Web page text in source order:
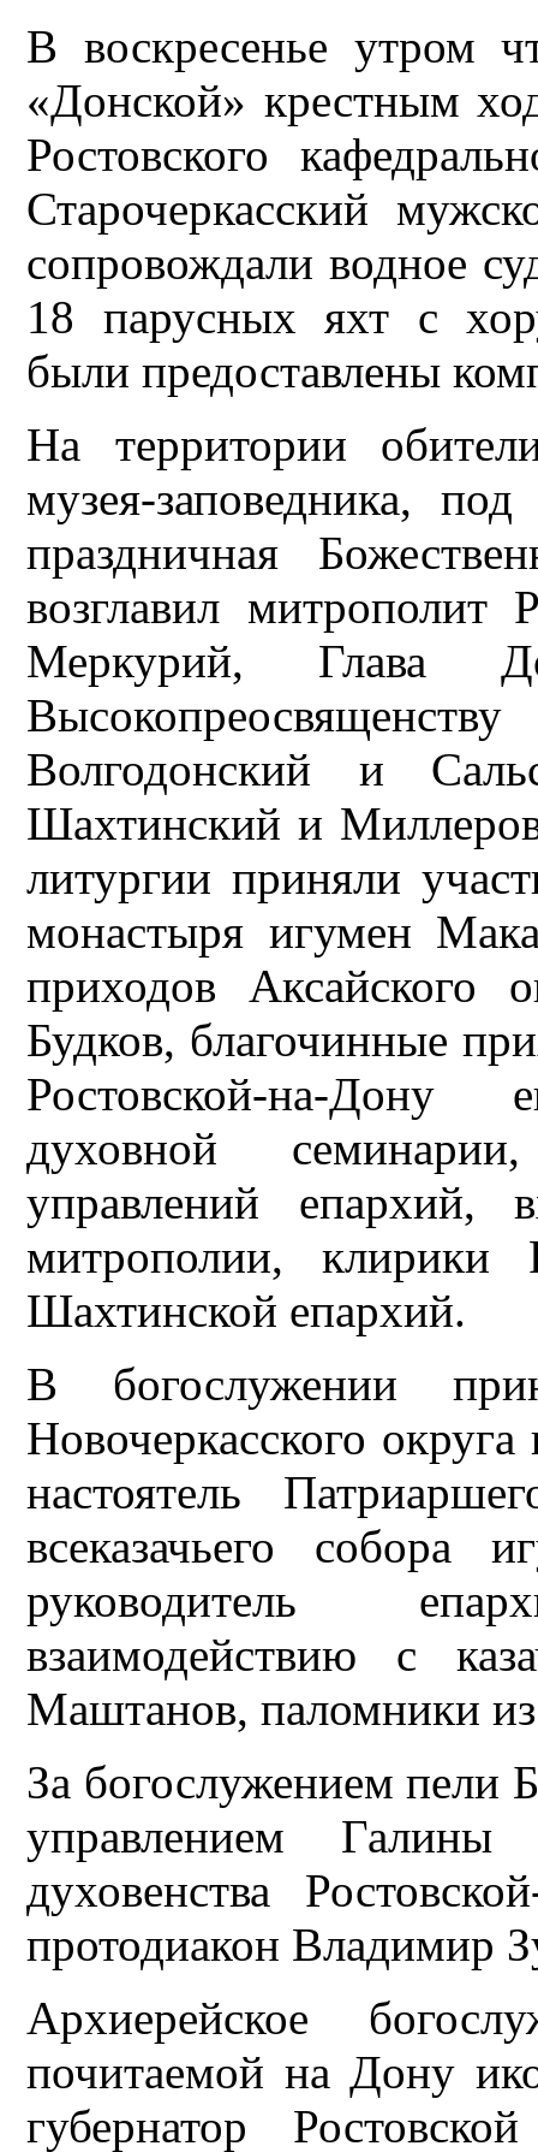
В воскресенье утром
«Донской» крестным
Ростовского
Старочеркасский
сопровождали водное
18 парусных яхт с
были предоставлены
На территории
музея-заповедника,
праздничная
возглавил митрополит
Меркурий, Глава
Волгодонский и
Шахтинский и
литургии приняли
монастыря игумен
приходов Аксайского
Будков, благочинные
Ростовской-на-
духовной
управлений епархий,
митрополии, клирики
Шахтинской епархий.
В богослужении
Новочеркасского
настоятель
всеказачьего собора
руководитель
взаимодействию с
Маштанов, паломники из
За богослужением пели
управлением
духовенства
протодиакон Владимир
Архиерейское
почитаемой на Дону
губернатор